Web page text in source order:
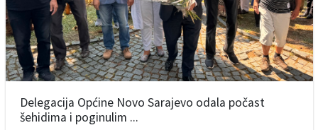
Delegacija Općine Novo Sarajevo odala počast
šehidima i poginulim ...